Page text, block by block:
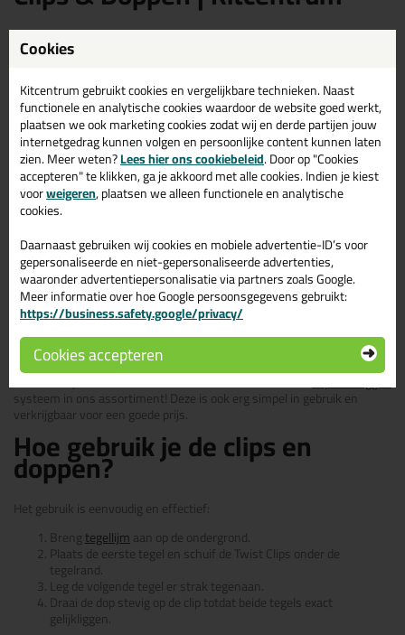
Bij het plaatsen van tegels is een vlak eindresultaat erg belangrijk. Met
clips en doppen uit het Twist Levelling systeem werk je snel, efficiënt
toepasbaar op zowel kleine als grote formaten tegels en geeft je
maximale controle tijdens het levellen.
Waarvoor gebruik je de clips en
doppen?
De Twist Clips vormen de basis van dittegel levelling systeemen
zorgen ervoor dat tegels tijdens het plaatsen exact op dezelfde hoogte
de clips gedraaid, waardoor er gelijkmatige druk ontstaat en hinderlijke
randen in het tegelwerk worden voorkomen.
Het systeem is geschikt voor zowel wand- als vloertegels met een
dikte van 3 tot 20 mm. Door de open structuur van de dop blijft het
voegenspel altijd zichtbaar. Hierdoor kunnen de clips en doppen zelfs op
kruispunten van tegels geplaatst worden, wat zorgt voor een nette en
symmetrische afwerking.
Naast dit systeem hebben we ook het meer traditioneleClips & Keggen
systeem in ons assortiment! Deze is ook erg simpel in gebruik en
verkrijgbaar voor een goede prijs.
Hoe gebruik je de clips en
doppen?
Het gebruik is eenvoudig en effectief:
Brengtegellijmaan op de ondergrond.
Plaats de eerste tegel en schuif de Twist Clips onder de
tegelrand.
Leg de volgende tegel er strak tegenaan.
Draai de dop stevig op de clip totdat beide tegels exact
gelijkliggen.
Cookies
Kitcentrum gebruikt cookies en vergelijkbare technieken. Naast
functionele en analytische cookies waardoor de website goed werkt,
plaatsen we ook marketing cookies zodat wij en derde partijen jouw
internetgedrag kunnen volgen en persoonlijke content kunnen laten
zien. Meer weten?Lees hier ons cookiebeleid. Door op "Cookies
accepteren" te klikken, ga je akkoord met alle cookies. Indien je kiest
voorweigeren, plaatsen we alleen functionele en analytische
cookies.
Daarnaast gebruiken wij cookies en mobiele advertentie-ID’s voor
gepersonaliseerde en niet-gepersonaliseerde advertenties,
waaronder advertentiepersonalisatie via partners zoals Google.
Meer informatie over hoe Google persoonsgegevens gebruikt:
https://business.safety.google/privacy/
Cookies accepteren